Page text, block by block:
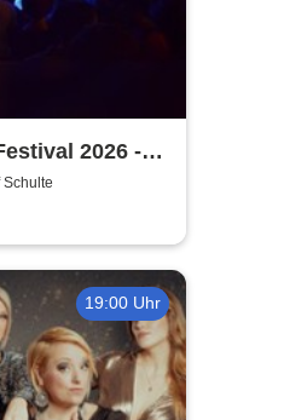
2026 -
Sauerland
Schulte
19:00 Uhr